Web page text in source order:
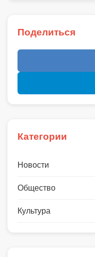
Поделиться
Категории
Новости
Общество
Культура